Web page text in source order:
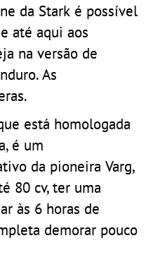
da Stark é possível
até aqui aos
na versão de
As
está homologada
é um
da pioneira Varg,
80 cv, ter uma
às 6 horas de
demorar pouco